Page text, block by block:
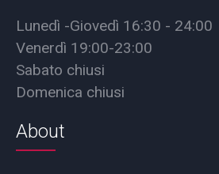
Lunedì -Giovedì 16:30 - 24:00
Venerdì 19:00-23:00
Sabato chiusi
Domenica chiusi
About